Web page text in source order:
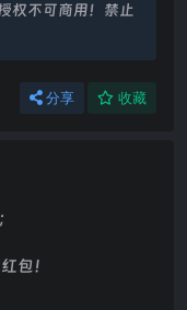
权不可商用！禁止
分享 收藏
包！